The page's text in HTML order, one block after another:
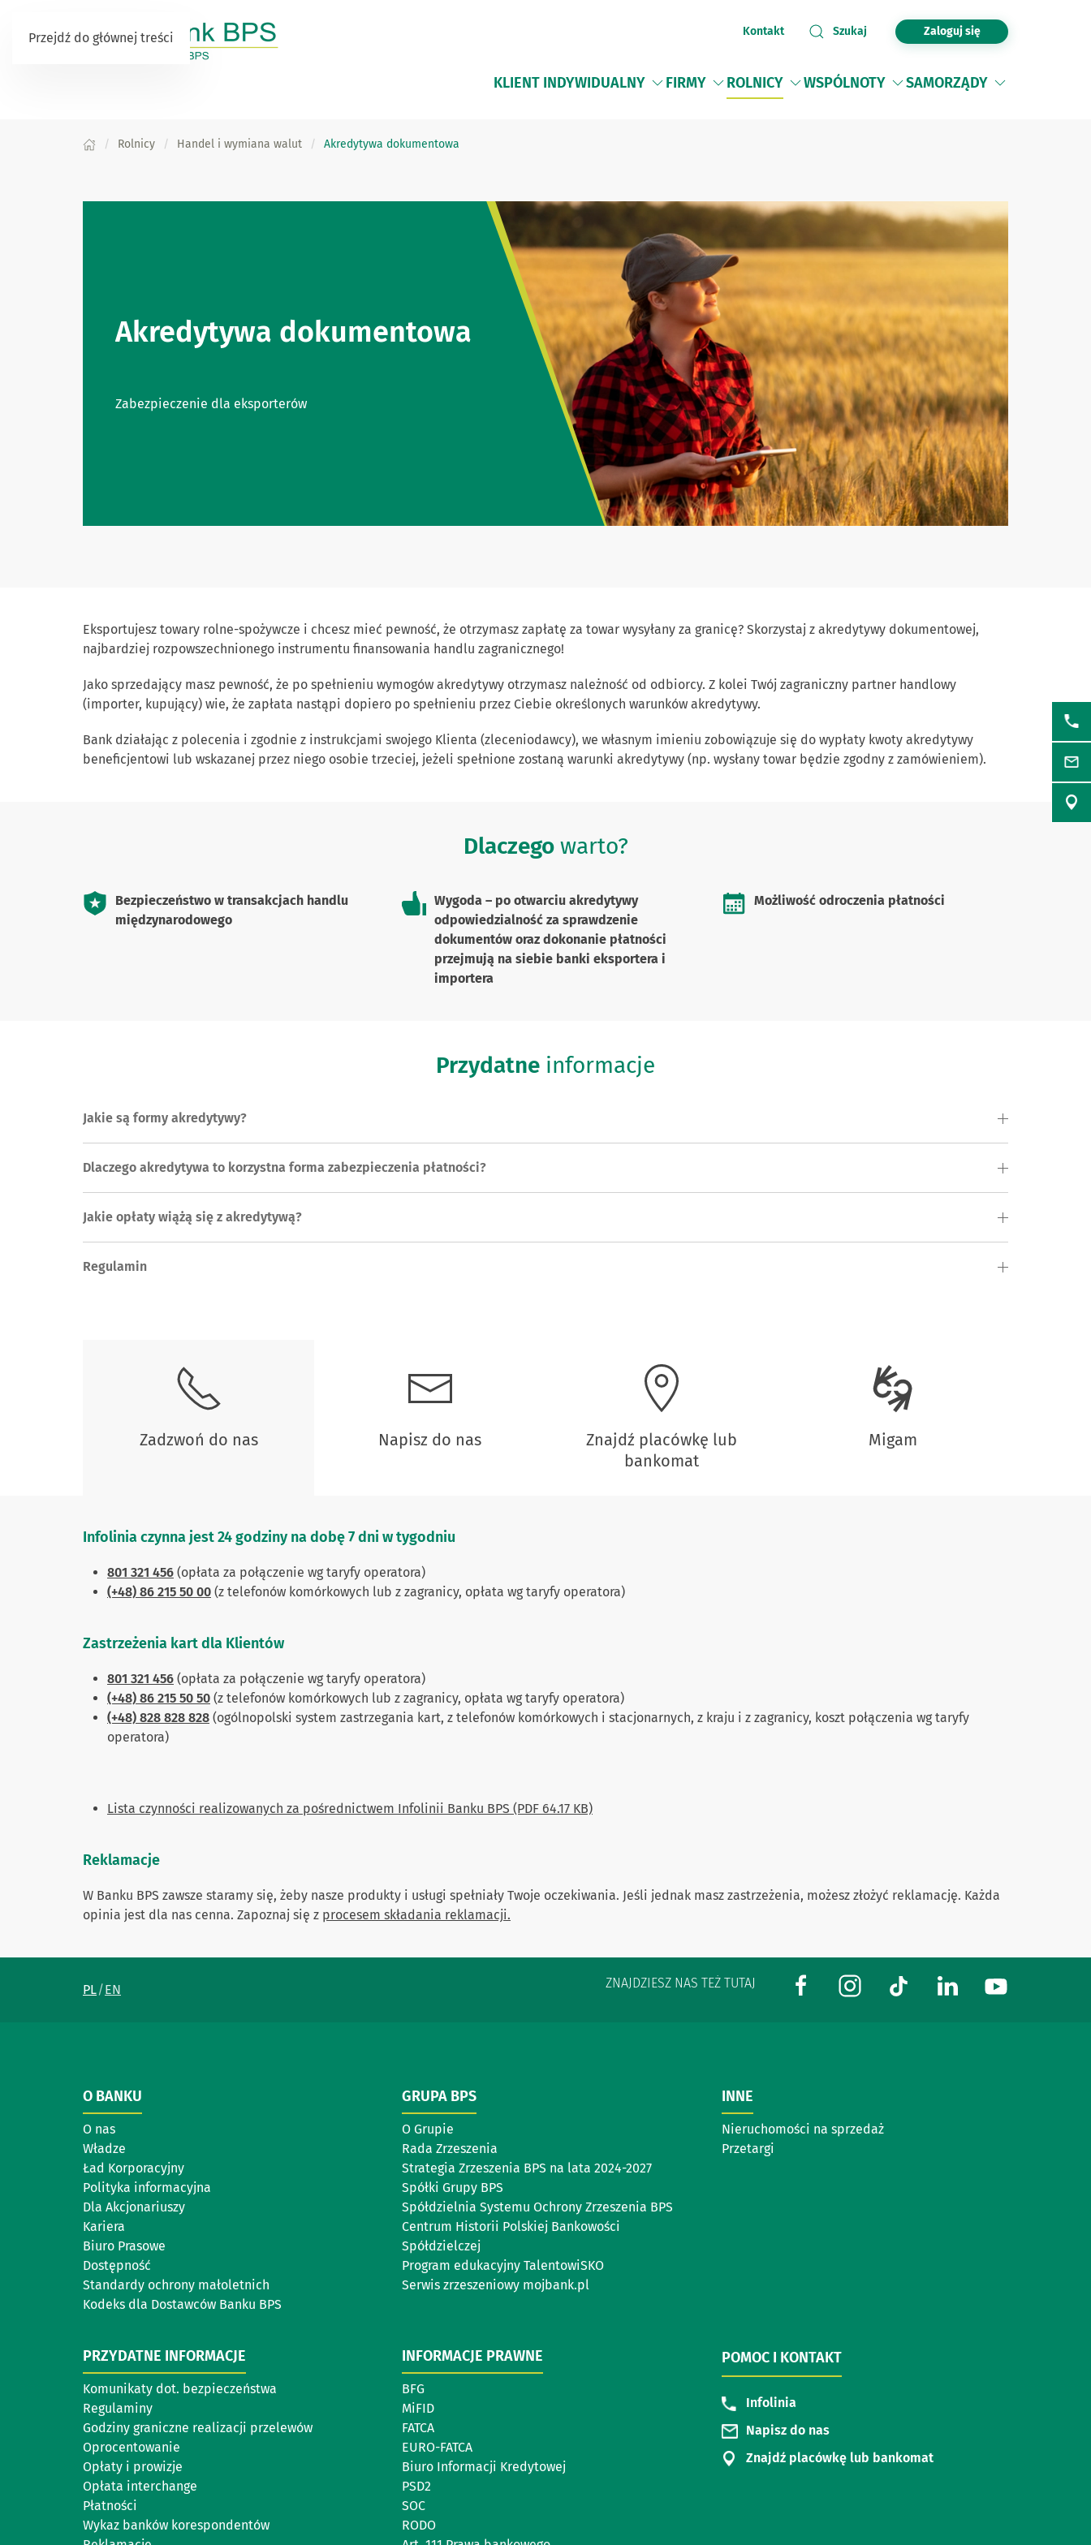
Przejdź do głównej treści Kontakt Szukaj Zaloguj się
KLIENT INDYWIDUALNY FIRMY ROLNICY WSPÓLNOTY SAMORZĄDY
Rolnicy Handel i wymiana walut Akredytywa dokumentowa
Akredytywa dokumentowa
Zabezpieczenie dla eksporterów
Eksportujesz towary rolne-spożywcze i chcesz mieć pewność, że otrzymasz zapłatę za towar wysyłany za granicę? Skorzystaj z akredytywy dokumentowej,
najbardziej rozpowszechnionego instrumentu finansowania handlu zagranicznego!
Jako sprzedający masz pewność, że po spełnieniu wymogów akredytywy otrzymasz należność od odbiorcy. Z kolei Twój zagraniczny partner handlowy
(importer, kupujący) wie, że zapłata nastąpi dopiero po spełnieniu przez Ciebie określonych warunków akredytywy.
Bank działając z polecenia i zgodnie z instrukcjami swojego Klienta (zleceniodawcy), we własnym imieniu zobowiązuje się do wypłaty kwoty akredytywy
beneficjentowi lub wskazanej przez niego osobie trzeciej, jeżeli spełnione zostaną warunki akredytywy (np. wysłany towar będzie zgodny z zamówieniem).
Dlaczegowarto?
Bezpieczeństwo w transakcjach handlu
międzynarodowego
Wygoda – po otwarciu akredytywy
odpowiedzialność za sprawdzenie
dokumentów oraz dokonanie płatności
przejmują na siebie banki eksportera i
importera
Możliwość odroczenia płatności
Przydatne informacje
Jakie są formy akredytywy?
Dlaczego akredytywa to korzystna forma zabezpieczenia płatności?
Jakie opłaty wiążą się z akredytywą?
Regulamin
Zadzwoń do nas Napisz do nas
Znajdź placówkę lub
bankomat
Migam
Infolinia czynna jest 24 godziny na dobę 7 dni w tygodniu
801 321 456 (opłata za połączenie wg taryfy operatora)
(+48) 86 215 50 00 (z telefonów komórkowych lub z zagranicy, opłata wg taryfy operatora)
Zastrzeżenia kart dla Klientów
801 321 456 (opłata za połączenie wg taryfy operatora)
(+48) 86 215 50 50 (z telefonów komórkowych lub z zagranicy, opłata wg taryfy operatora)
(+48) 828 828 828 (ogólnopolski system zastrzegania kart, z telefonów komórkowych i stacjonarnych, z kraju i z zagranicy, koszt połączenia wg taryfy
operatora)
Lista czynności realizowanych za pośrednictwem Infolinii Banku BPS (PDF 64.17 KB)
Reklamacje
W Banku BPS zawsze staramy się, żeby nasze produkty i usługi spełniały Twoje oczekiwania. Jeśli jednak masz zastrzeżenia, możesz złożyć reklamację. Każda
opinia jest dla nas cenna. Zapoznaj się z procesem składania reklamacji.
PL EN ZNAJDZIESZ NAS TEŻ TUTAJ
O BANKU
O nas
Władze
Ład Korporacyjny
Polityka informacyjna
Dla Akcjonariuszy
Kariera
Biuro Prasowe
Dostępność
Standardy ochrony małoletnich
Kodeks dla Dostawców Banku BPS
GRUPA BPS
O Grupie
Rada Zrzeszenia
Strategia Zrzeszenia BPS na lata 2024-2027
Spółki Grupy BPS
Spółdzielnia Systemu Ochrony Zrzeszenia BPS
Centrum Historii Polskiej Bankowości
Spółdzielczej
Program edukacyjny TalentowiSKO
Serwis zrzeszeniowy mojbank.pl
INNE
Nieruchomości na sprzedaż
Przetargi
PRZYDATNE INFORMACJE
Komunikaty dot. bezpieczeństwa
Regulaminy
Godziny graniczne realizacji przelewów
Oprocentowanie
Opłaty i prowizje
Opłata interchange
Płatności
Wykaz banków korespondentów
INFORMACJE PRAWNE
BFG
MiFID
FATCA
EURO-FATCA
Biuro Informacji Kredytowej
PSD2
SOC
RODO
POMOC I KONTAKT
Infolinia
Napisz do nas
Znajdź placówkę lub bankomat